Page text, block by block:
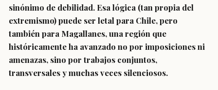
sinónimo de debilidad. Esa lógica (tan propia del
extremismo) puede ser letal para Chile, pero
también para Magallanes, una región que
históricamente ha avanzado no por imposiciones ni
amenazas, sino por trabajos conjuntos,
transversales y muchas veces silenciosos.